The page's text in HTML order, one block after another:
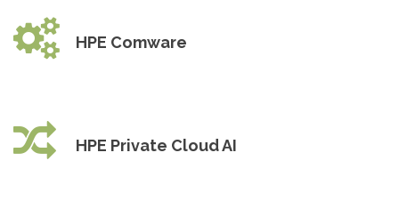
HPE Comware
HPE Private Cloud AI